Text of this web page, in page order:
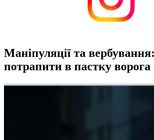
Маніпуляції та
потрапити в пастку ворога